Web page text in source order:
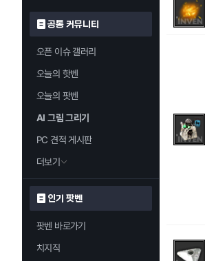
공통 커뮤니티
오픈 이슈 갤러리
오늘의 핫벤
오늘의 팟벤
AI 그림 그리기
PC 견적 게시판
더보기
인기 팟벤
팟벤 바로가기
치지직